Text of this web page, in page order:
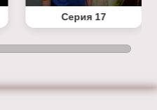
Серия 17